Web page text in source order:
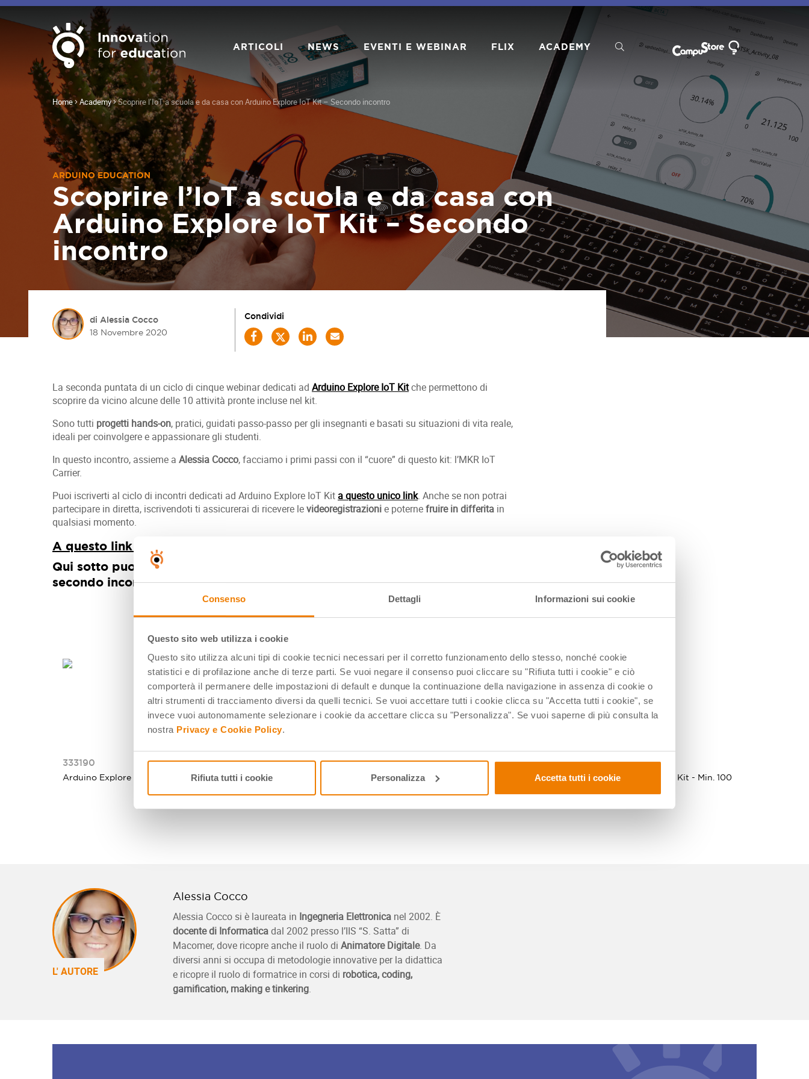
Consenso Dettagli Informazioni sui cookie
Questo sito web utilizza i cookie
Questo sito utilizza alcuni tipi di cookie tecnici necessari per il corretto funzionamento dello stesso, nonché cookie
statistici e di profilazione anche di terze parti. Se vuoi negare il consenso puoi cliccare su "Rifiuta tutti i cookie" e ciò
comporterà il permanere delle impostazioni di default e dunque la continuazione della navigazione in assenza di cookie o
altri strumenti di tracciamento diversi da quelli tecnici. Se vuoi accettare tutti i cookie clicca su "Accetta tutti i cookie", se
invece vuoi autonomamente selezionare i cookie da accettare clicca su "Personalizza". Se vuoi saperne di più consulta la
nostra Privacy e Cookie Policy.
Rifiuta tutti i cookie Personalizza Accetta tutti i cookie
ARTICOLI NEWS EVENTI E WEBINAR FLIX ACADEMY
Home Academy Scoprire l’IoT a scuola e da casa con Arduino Explore IoT Kit – Secondo incontro
ARDUINO EDUCATION
Scoprire l’IoT a scuola e da casa con
Arduino Explore IoT Kit – Secondo
incontro
di Alessia Cocco
18 Novembre 2020
Condividi
La seconda puntata di un ciclo di cinque webinar dedicati ad Arduino Explore IoT Kitche permettono di
scoprire da vicino alcune delle 10 attività pronte incluse nel kit.
Sono tutti progetti hands-on, pratici, guidati passo-passo per gli insegnanti e basati su situazioni di vita reale,
ideali per coinvolgere e appassionare gli studenti.
In questo incontro, assieme a Alessia Cocco, facciamo i primi passi con il “cuore” di questo kit: l’MKR IoT
Carrier.
Puoi iscriverti al ciclo di incontri dedicati ad Arduino Explore IoT Kita questo unico link. Anche se non potrai
partecipare in diretta, iscrivendoti ti assicurerai di ricevere levideoregistrazionie poternefruire in differita in
qualsiasi momento.
A questo link puoi scaricare il materiale del secondo incontro
Qui sotto puoi guardare la videoregistrazione del webinar dedicato al
secondo incontro
333190
Arduino Explore IoT Kit
334389
Arduino Explore IoT Kit - Min. 10 pz
334390
Arduino Explore IoT Kit - Min. 20
334391
Arduino Explore IoT Kit - Min. 100
L' AUTORE
Alessia Cocco
Alessia Cocco si è laureata in Ingegneria Elettronica nel 2002. È
docente di Informaticadal 2002 presso l’IIS “S. Satta” di
Macomer, dove ricopre anche il ruolo di Animatore Digitale. Da
diversi anni si occupa di metodologie innovative per la didattica
e ricopre il ruolo di formatrice in corsi di robotica, coding,
gamification, making e tinkering.